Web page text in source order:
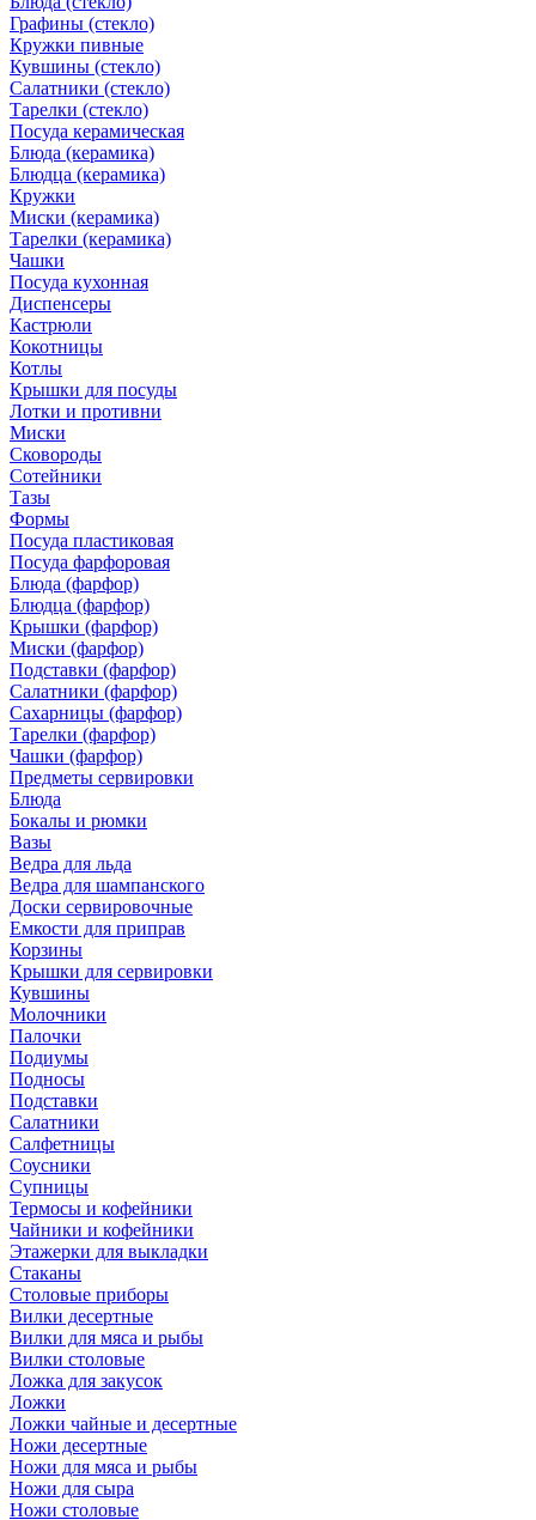
Графины (стекло)
Кружки пивные
Кувшины (стекло)
Салатники (стекло)
Тарелки (стекло)
Посуда керамическая
Блюда (керамика)
Блюдца (керамика)
Кружки
Миски (керамика)
Тарелки (керамика)
Чашки
Посуда кухонная
Диспенсеры
Кастрюли
Кокотницы
Котлы
Крышки для посуды
Лотки и противни
Миски
Сковороды
Сотейники
Тазы
Формы
Посуда пластиковая
Посуда фарфоровая
Блюда (фарфор)
Блюдца (фарфор)
Крышки (фарфор)
Миски (фарфор)
Подставки (фарфор)
Салатники (фарфор)
Сахарницы (фарфор)
Тарелки (фарфор)
Чашки (фарфор)
Предметы сервировки
Блюда
Бокалы и рюмки
Вазы
Ведра для льда
Ведра для шампанского
Доски сервировочные
Емкости для приправ
Корзины
Крышки для сервировки
Кувшины
Молочники
Палочки
Подиумы
Подносы
Подставки
Салатники
Салфетницы
Соусники
Супницы
Термосы и кофейники
Чайники и кофейники
Этажерки для выкладки
Стаканы
Столовые приборы
Вилки десертные
Вилки для мяса и рыбы
Вилки столовые
Ложка для закусок
Ложки
Ложки чайные и десертные
Ножи десертные
Ножи для мяса и рыбы
Ножи для сыра
Ножи столовые